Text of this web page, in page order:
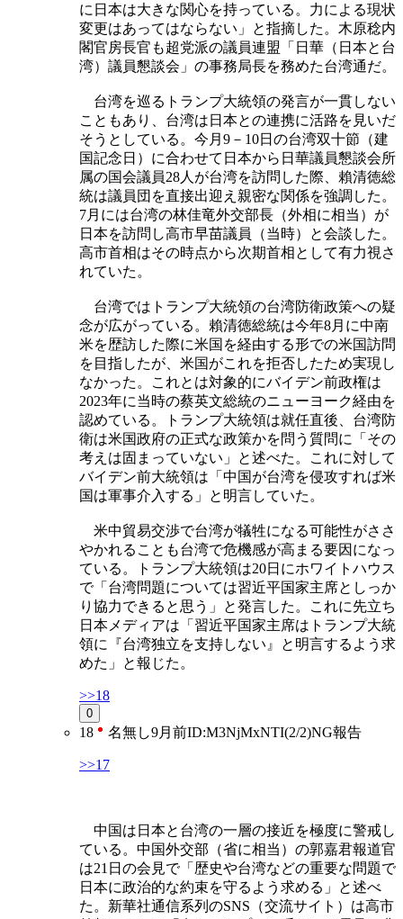
に日本は大きな関心を持っている。力による現状
変更はあってはならない」と指摘した。木原稔内
閣官房長官も超党派の議員連盟「日華（日本と台
湾）議員懇談会」の事務局長を務めた台湾通だ。
台湾を巡るトランプ大統領の発言が一貫しない
こともあり、台湾は日本との連携に活路を見いだ
そうとしている。今月9－10日の台湾双十節（建
国記念日）に合わせて日本から日華議員懇談会所
属の国会議員28人が台湾を訪問した際、賴清徳総
統は議員団を直接出迎え親密な関係を強調した。
7月には台湾の林佳竜外交部長（外相に相当）が
日本を訪問し高市早苗議員（当時）と会談した。
高市首相はその時点から次期首相として有力視さ
れていた。
台湾ではトランプ大統領の台湾防衛政策への疑
念が広がっている。賴清徳総統は今年8月に中南
米を歴訪した際に米国を経由する形での米国訪問
を目指したが、米国がこれを拒否したため実現し
なかった。これとは対象的にバイデン前政権は
2023年に当時の蔡英文総統のニューヨーク経由を
認めている。トランプ大統領は就任直後、台湾防
衛は米国政府の正式な政策かを問う質問に「その
考えは固まっていない」と述べた。これに対して
バイデン前大統領は「中国が台湾を侵攻すれば米
国は軍事介入する」と明言していた。
米中貿易交渉で台湾が犠牲になる可能性がささ
やかれることも台湾で危機感が高まる要因になっ
ている。トランプ大統領は20日にホワイトハウス
で「台湾問題については習近平国家主席としっか
り協力できると思う」と発言した。これに先立ち
日本メディアは「習近平国家主席はトランプ大統
領に『台湾独立を支持しない』と明言するよう求
めた」と報じた。
>>18
0
18 名無し9月前ID:M3NjMxNTI(2/2)NG報告
>>17
中国は日本と台湾の一層の接近を極度に警戒し
ている。中国外交部（省に相当）の郭嘉君報道官
は21日の会見で「歴史や台湾などの重要な問題で
日本に政治的な約束を守るよう求める」と述べ
た。新華社通信系列のSNS（交流サイト）は高市